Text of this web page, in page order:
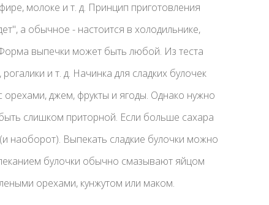
молоке и т. д. Принцип приготовления
а обычное - настоится в холодильнике,
выпечки может быть любой. Из теста
и т. д. Начинка для сладких булочек
джем, фрукты и ягоды. Однако нужно
слишком приторной. Если больше сахара
наоборот). Выпекать сладкие булочки можно
булочки обычно смазывают яйцом
орехами, кунжутом или маком.